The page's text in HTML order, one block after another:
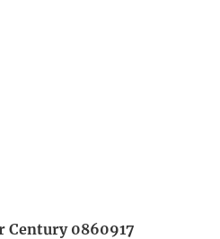
Century 0860917